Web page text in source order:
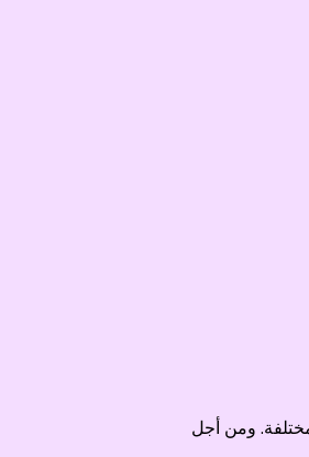
ومن أجل